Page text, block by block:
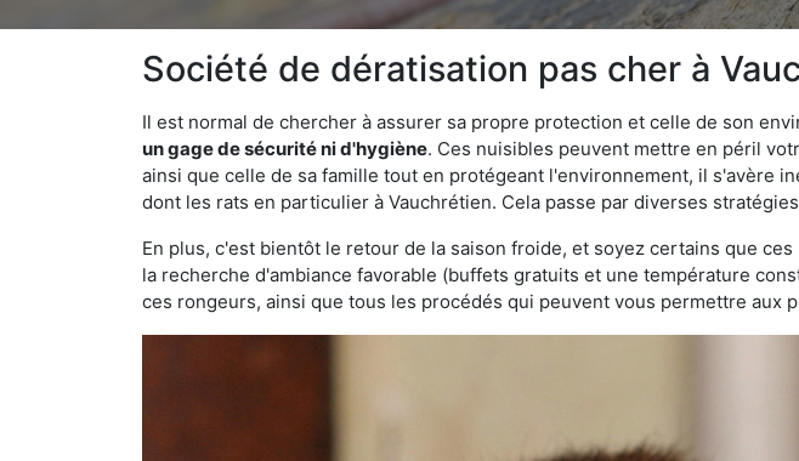
Société de dératisation pas cher à
Il est normal de chercher à assurer sa propre protection et celle de son
un gage de sécurité ni d'hygiène. Ces nuisibles peuvent mettre en péril
ainsi que celle de sa famille tout en protégeant l'environnement, il s'avère
dont les rats en particulier à Vauchrétien. Cela passe par diverses
En plus, c'est bientôt le retour de la saison froide, et soyez certains que
la recherche d'ambiance favorable (buffets gratuits et une température
ces rongeurs, ainsi que tous les procédés qui peuvent vous permettre